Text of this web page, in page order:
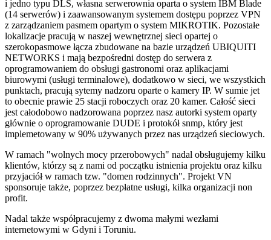
i jedno typu DLS, własna serwerownia oparta o system IBM Blade
(14 serwerów) i zaawansowanym systemem dostępu poprzez VPN
z zarządzaniem pasmem opartym o system MIKROTIK. Pozostałe
lokalizacje pracują w naszej wewnętrznej sieci opartej o
szerokopasmowe łącza zbudowane na bazie urządzeń UBIQUITI
NETWORKS i mają bezpośredni dostęp do serwera z
oprogramowaniem do obsługi gastronomi oraz aplikacjami
biurowymi (usługi terminalowe), dodatkowo w sieci, we wszystkich
punktach, pracują sytemy nadzoru oparte o kamery IP. W sumie jet
to obecnie prawie 25 stacji roboczych oraz 20 kamer. Całość sieci
jest całodobowo nadzorowana poprzez nasz autorki system oparty
głównie o oprogramowanie DUDE i protokół snmp, który jest
implemetowany w 90% używanych przez nas urządzeń sieciowych.
W ramach "wolnych mocy przerobowych" nadal obsługujemy kilku
klientów, którzy są z nami od początku istnienia projektu oraz kilku
przyjaciół w ramach tzw. "domen rodzinnych". Projekt VN
sponsoruje także, poprzez bezpłatne usługi, kilka organizacji non
profit.
Nadal także współpracujemy z dwoma małymi wezłami
internetowymi w Gdyni i Toruniu.